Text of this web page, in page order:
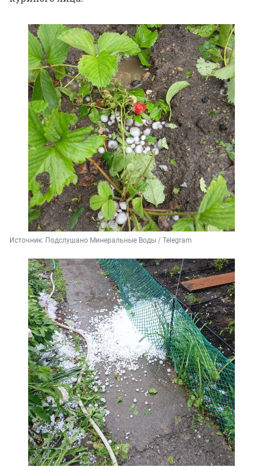
Источник: Подслушано Минеральные Воды / Telegram